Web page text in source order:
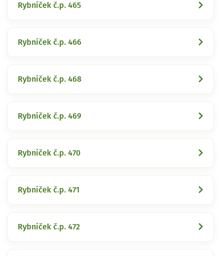
Rybníček č.p. 465
Rybníček č.p. 466
Rybníček č.p. 468
Rybníček č.p. 469
Rybníček č.p. 470
Rybníček č.p. 471
Rybníček č.p. 472